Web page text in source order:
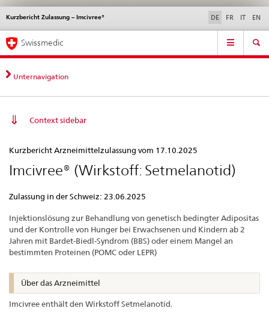
Direktnavigation
News,
Rechtsgrundlagen,
Kontakt
News & Updates Kontakt | Support & Hilfe
Kurzbericht Zulassung – Imcivree®
Sprachwahl DE FR IT EN
Service
Hauptnavigation
Swissmedic
Unternavigation
Context sidebar
Zulassung
–
Imcivree®
Kurzbericht Arzneimittelzulassung vom 17.10.2025
Imcivree® (Wirkstoff: Setmelanotid)
Zulassung in der Schweiz: 23.06.2025
Injektionslösung zur Behandlung von genetisch bedingter Adipositas
und der Kontrolle von Hunger bei Erwachsenen und Kindern ab 2
Jahren mit Bardet-Biedl-Syndrom (BBS) oder einem Mangel an
bestimmten Proteinen (POMC oder LEPR)
Über das Arzneimittel
Imcivree enthält den Wirkstoff Setmelanotid.